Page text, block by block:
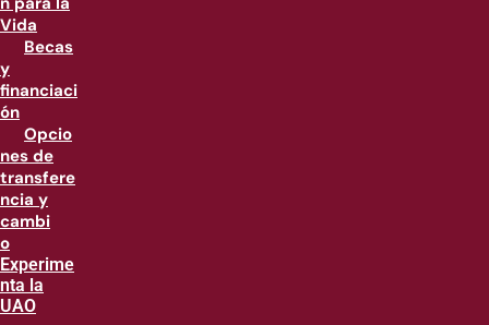
Vida
Becas
y
financiaci
ón
Opcio
nes de
transfere
ncia y
cambi
o
Experime
nta la
UAO